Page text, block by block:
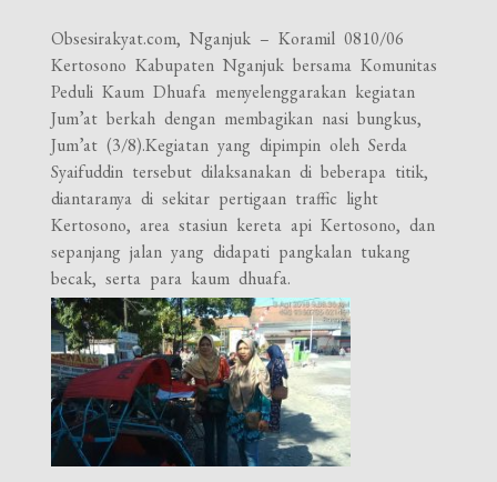
Obsesirakyat.com, Nganjuk – Koramil 0810/06
Kertosono Kabupaten Nganjuk bersama Komunitas
Peduli Kaum Dhuafa menyelenggarakan kegiatan
Jum’at berkah dengan membagikan nasi bungkus,
Jum’at (3/8).Kegiatan yang dipimpin oleh Serda
Syaifuddin tersebut dilaksanakan di beberapa titik,
diantaranya di sekitar pertigaan traffic light
Kertosono, area stasiun kereta api Kertosono, dan
sepanjang jalan yang didapati pangkalan tukang
becak, serta para kaum dhuafa.